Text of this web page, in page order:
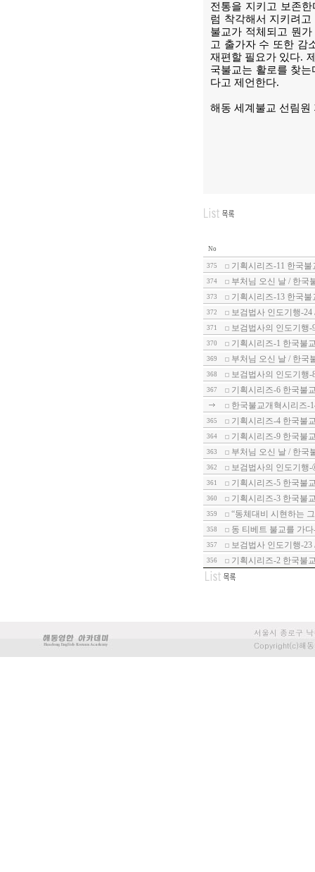
전통을 지키고 보존
럼 착각해서 지키려
불교가 적체되고 뭔
고 출가자 수 또한 감
재편할 필요가 있다.
국불교는 활로를 찾
다고 제언한다.
해동 세계불교 선림원
No
375 기획시리즈-11 한국
374 부처님 오신 날 / 한국
373 기획시리즈-13 한국
372 보검법사 인도기행-
371 보검법사의 인도기행
370 기획시리즈-1 한국불
369 부처님 오신 날 / 한국
368 보검법사의 인도기행
367
기획시리즈-6 한국불
한국불교개혁시리즈-
365 기획시리즈-4 한국불
364 기획시리즈-9 한국불
363 부처님 오신 날 / 한국
362 보검법사의 인도기행
361 기획시리즈-5 한국불
360 기획시리즈-3 한국불
359 “동체대비 시현하는
358 동 티베트 불교를 가
357 보검법사 인도기행-
356 기획시리즈-2 한국불